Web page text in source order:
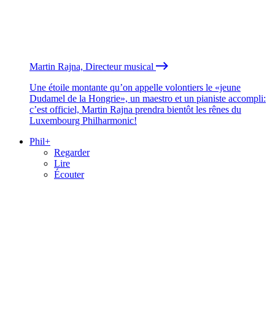
Martin Rajna, Directeur musical
Une étoile montante qu’on appelle volontiers le «jeune
Dudamel de la Hongrie», un maestro et un pianiste accompli:
c’est officiel, Martin Rajna prendra bientôt les rênes du
Luxembourg Philharmonic!
Phil+
Regarder
Lire
Écouter